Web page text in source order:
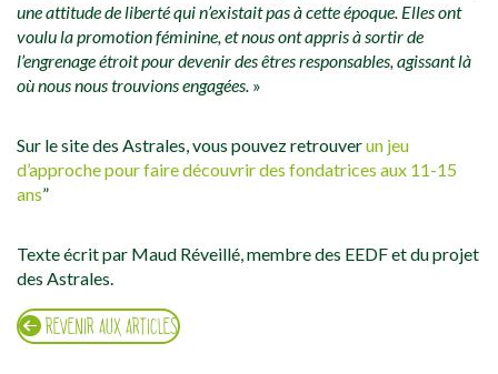
une attitude de liberté qui n’existait pas à cette époque. Elles ont
voulu la promotion féminine, et nous ont appris à sortir de
l’engrenage étroit pour devenir des êtres responsables, agissant là
où nous nous trouvions engagées. »
Sur le site des Astrales, vous pouvez retrouverun jeu
d’approche pour faire découvrir des fondatrices aux 11-15
ans”
Texte écrit par Maud Réveillé, membre des EEDF et du projet
des Astrales.
REVENIR AUX ARTICLES